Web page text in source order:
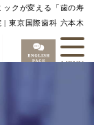
クが変える「歯の寿
| 東京国際歯科 六本木